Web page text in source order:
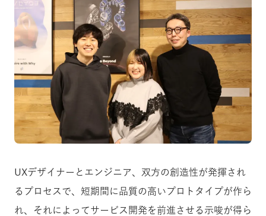
UXデザイナーとエンジニア、双方の創造性が発揮され
るプロセスで、短期間に品質の高いプロトタイプが作ら
れ、それによってサービス開発を前進させる示唆が得ら